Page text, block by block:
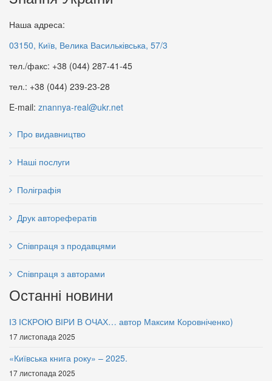
Антропологія права :
навчальний посібник
Світовий ринок послуг:
63 грн.
Наша адреса:
03150, Київ, Велика Васильківська, 57/3
тел./факс: +38 (044) 287-41-45
тел.: +38 (044) 239-23-28
E-mail: znannya-real@ukr.net
Про видавництво
Наші послуги
Поліграфія
Друк авторефератів
Співпраця з продавцями
Співпраця з авторами
Останні новини
ІЗ ІСКРОЮ ВІРИ В ОЧАХ… автор Максим Коровніченко)
17 листопада 2025
«Київська книга року» – 2025.
17 листопада 2025